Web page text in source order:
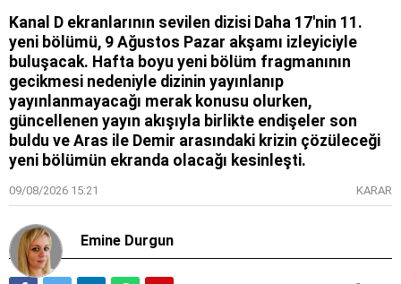
Kanal D ekranlarının sevilen dizisi Daha 17'nin 11.
yeni bölümü, 9 Ağustos Pazar akşamı izleyiciyle
buluşacak. Hafta boyu yeni bölüm fragmanının
gecikmesi nedeniyle dizinin yayınlanıp
yayınlanmayacağı merak konusu olurken,
güncellenen yayın akışıyla birlikte endişeler son
buldu ve Aras ile Demir arasındaki krizin çözüleceği
yeni bölümün ekranda olacağı kesinleşti.
09/08/2026 15:21 KARAR
Emine Durgun